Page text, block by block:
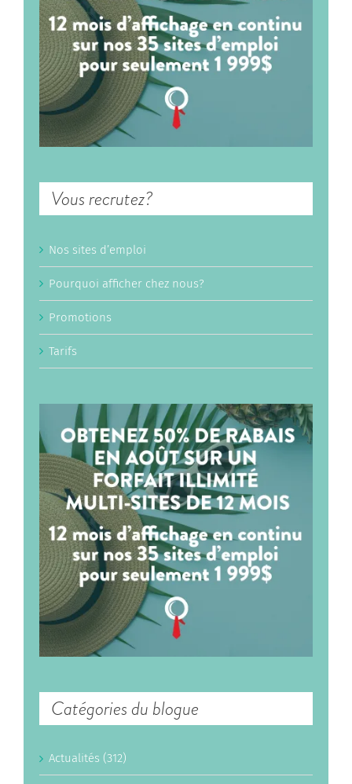
Vous recrutez?
Nos sites d’emploi
Pourquoi afficher chez nous?
Promotions
Tarifs
Catégories du blogue
Actualités (312)